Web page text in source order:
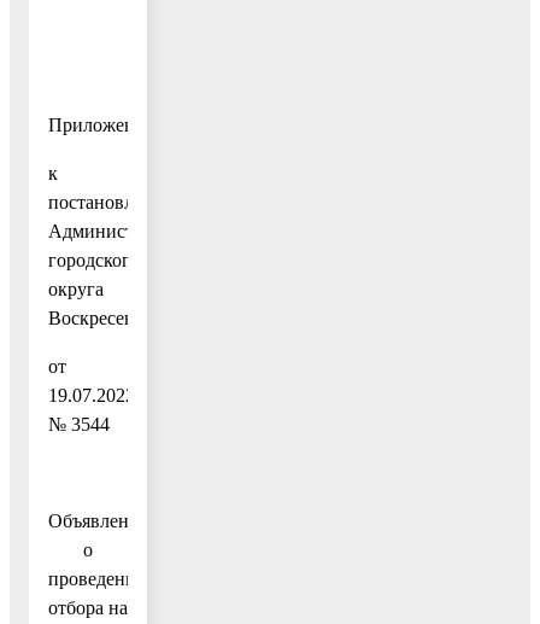
Приложение
к
постановлению
Администрации
городского
округа
Воскресенск
от
19.07.2022
№ 3544
Объявление
о
проведении
отбора на